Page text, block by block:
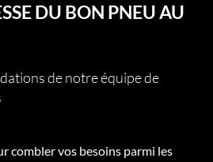
DU BON PNEU AU
de notre équipe de
combler vos besoins parmi les